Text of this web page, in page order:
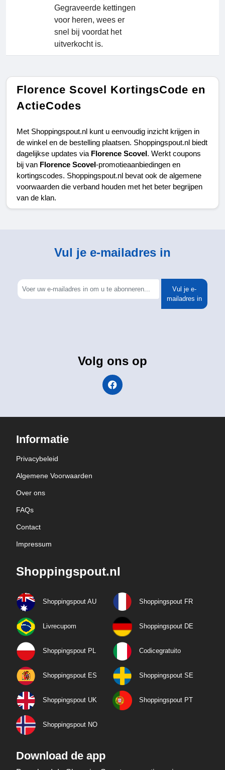
Gegraveerde kettingen
voor heren, wees er
snel bij voordat het
uitverkocht is.
Florence Scovel KortingsCode en
ActieCodes
Met Shoppingspout.nl kunt u eenvoudig inzicht krijgen in
de winkel en de bestelling plaatsen. Shoppingspout.nl biedt
dagelijkse updates via Florence Scovel . Werkt coupons
bij van Florence Scovel -promotieaanbiedingen en
kortingscodes. Shoppingspout.nl bevat ook de algemene
voorwaarden die verband houden met het beter begrijpen
van de klan.
Vul je e-mailadres in
Vul je e-
mailadres in
Volg ons op
Informatie
Privacybeleid
Algemene Voorwaarden
Over ons
FAQs
Contact
Impressum
Shoppingspout.nl
Shoppingspout AU Shoppingspout FR
Livrecupom Shoppingspout DE
Shoppingspout PL Codicegratuito
Shoppingspout ES Shoppingspout SE
Shoppingspout UK Shoppingspout PT
Shoppingspout NO
Download de app